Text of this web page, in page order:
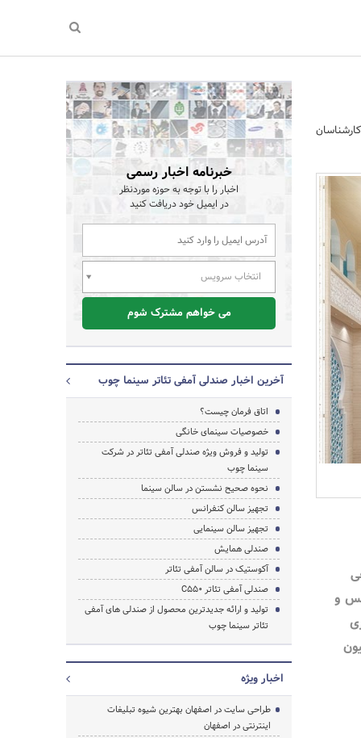
جستجو
و
خبرنامه اخبار رسمی
اخبار را با توجه به حوزه موردنظر
در ایمیل خود دریافت کنید
انتخاب سرویس
می خواهم مشترک شوم
آخرین اخبار صندلی آمفی تئاتر سینما چوب
اتاق فرمان چیست؟
خصوصیات سینمای خانگی
تولید و فروش ویژه صندلی آمفی تئاتر در شرکت
سینما چوب
نحوه صحیح نشستن در سالن سینما
تجهیز سالن کنفرانس
تجهیز سالن سینمایی
صندلی همایش
آکوستیک در سالن آمفی تئاتر
صندلی آمفی تئاتر C550
تولید و ارائه جدیدترین محصول از صندلی های آمفی
تئاتر سینما چوب
اخبار ویژه
طراحی سایت در اصفهان بهترین شیوه تبلیغات
اینترنتی در اصفهان